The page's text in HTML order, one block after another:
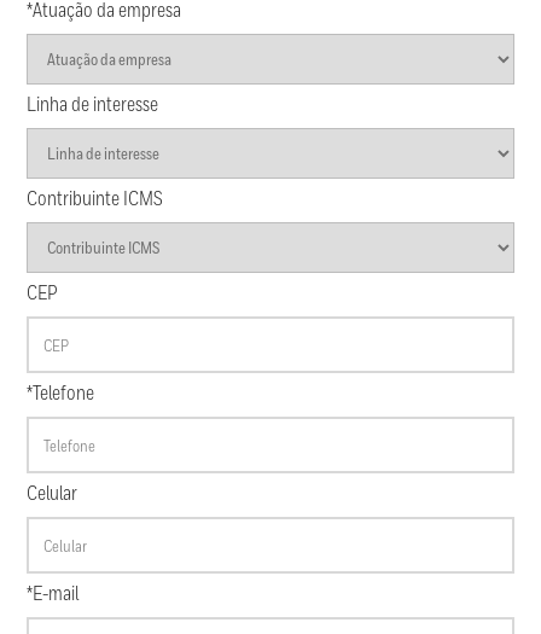
*Atuação da empresa
Linha de interesse
Contribuinte ICMS
CEP
*Telefone
Celular
*E-mail